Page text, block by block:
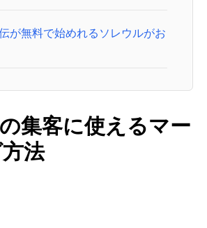
が無料で始めれるソレウルがお
集客に使えるマー
法